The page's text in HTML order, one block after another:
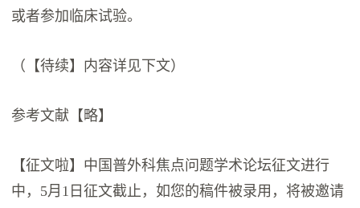
或者参加临床试验。
（【待续】内容详见下文）
参考文献【略】
【征文啦】中国普外科焦点问题学术论坛征文进行
中，5月1日征文截止，如您的稿件被录用，将被邀请